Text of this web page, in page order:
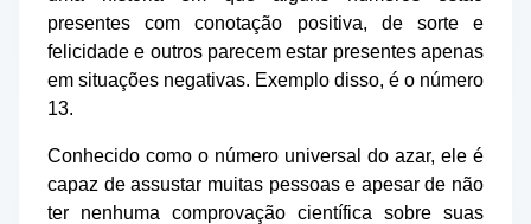
presentes com conotação positiva, de sorte e
felicidade e outros parecem estar presentes apenas
em situações negativas. Exemplo disso, é o número
13.
Conhecido como o número universal do azar, ele é
capaz de assustar muitas pessoas e apesar de não
ter nenhuma comprovação científica sobre suas